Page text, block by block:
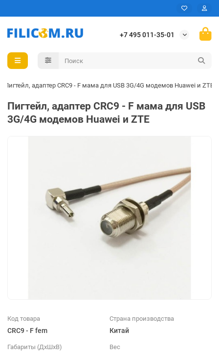
+7 495 011-35-01
Пигтейл, адаптер CRC9 - F мама для USB 3G/4G модемов Huawei и ZTE
Пигтейл, адаптер CRC9 - F мама для USB
3G/4G модемов Huawei и ZTE
Код товара
CRC9 - F fem
Страна производства
Китай
Габариты (ДхШхВ) Вес